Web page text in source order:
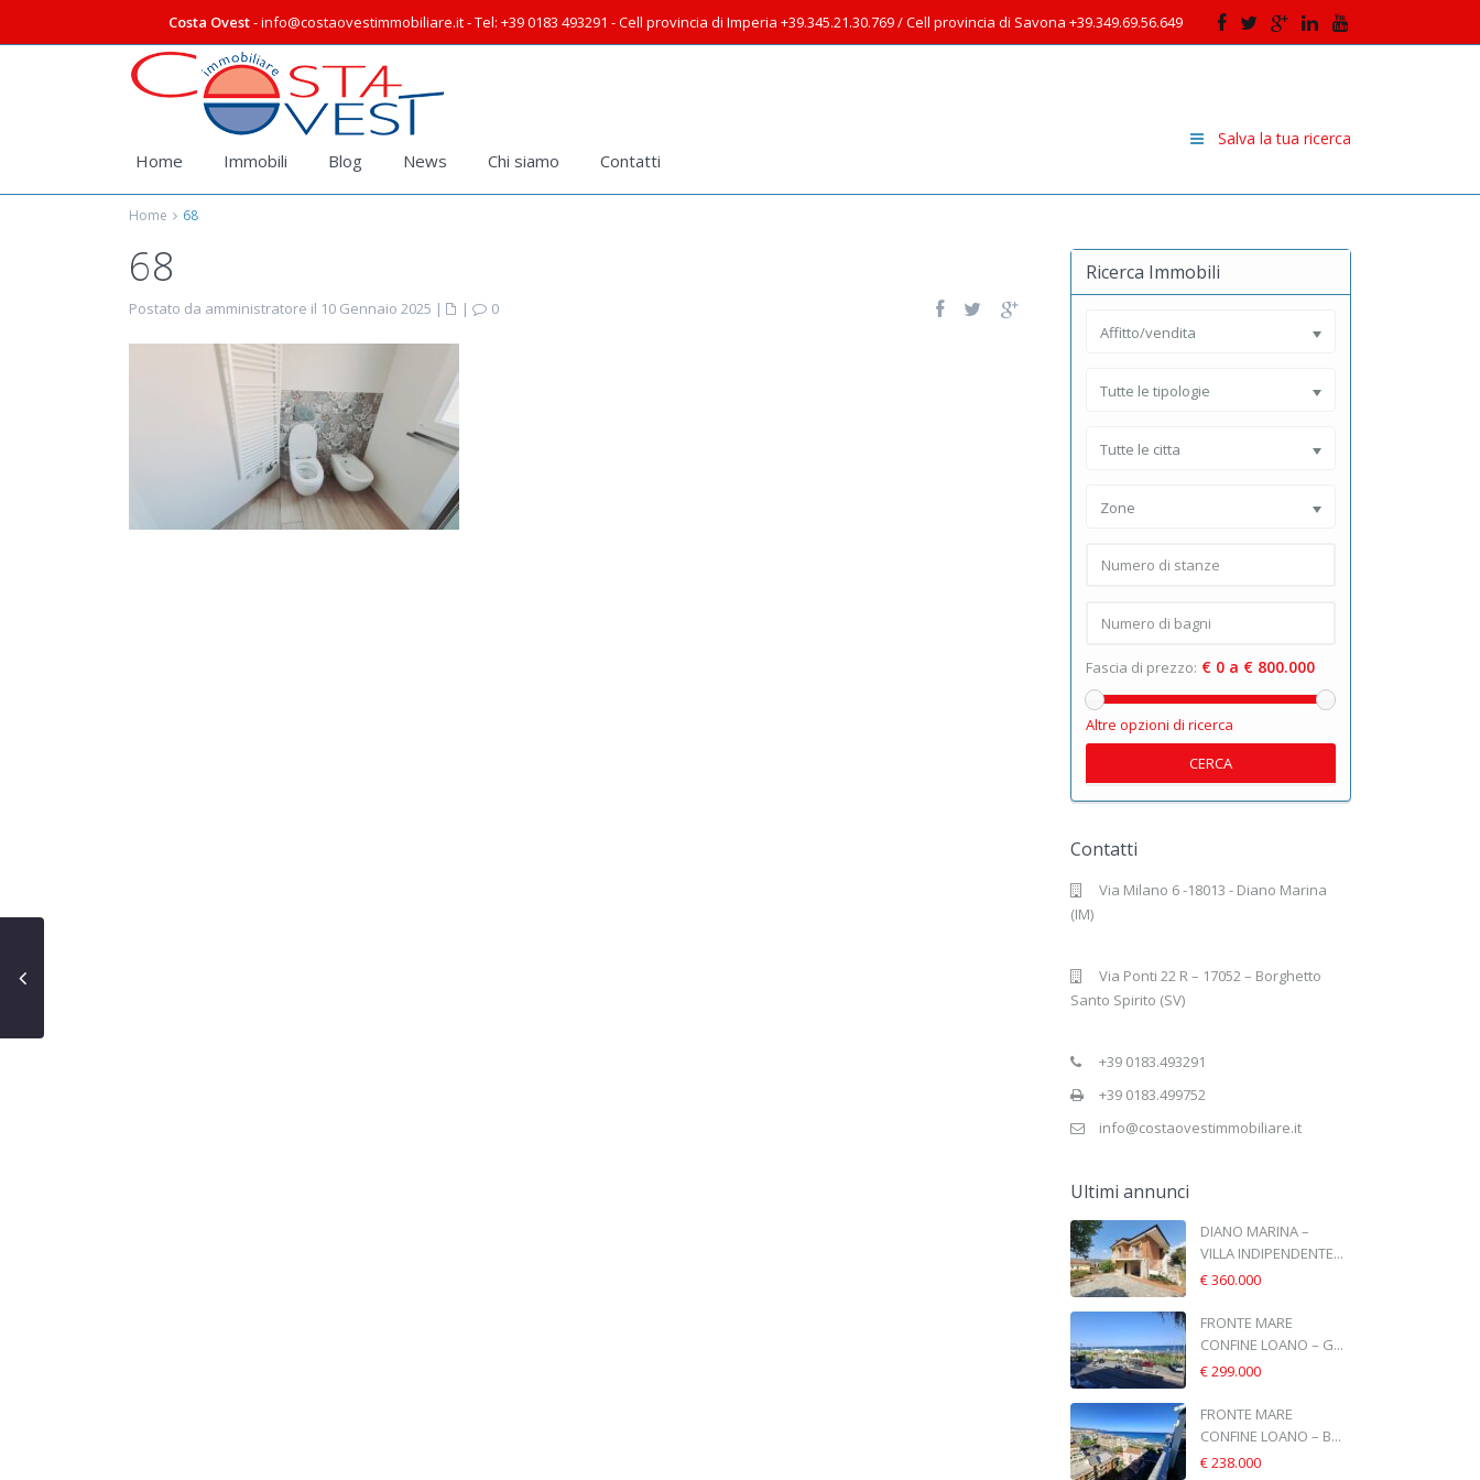
Costa Ovest- info@costaovestimmobiliare.it - Tel: +39 0183 493291 - Cell provincia di Imperia +39.345.21.30.769 / Cell provincia di Savona +39.349.69.56.649
Salva la tua ricerca
Home Immobili Blog News Chi siamo Contatti
Home 68
68
Postato da amministratore il 10 Gennaio 2025 | | 0
Ricerca Immobili
Affitto/vendita
Tutte le tipologie
Tutte le citta
Zone
Fascia di prezzo: € 0 a € 800.000
Altre opzioni di ricerca
CERCA
Contatti
Via Milano 6 -18013 - Diano Marina
(IM)
Via Ponti 22 R – 17052 – Borghetto
Santo Spirito (SV)
+39 0183.493291
+39 0183.499752
info@costaovestimmobiliare.it
Ultimi annunci
DIANO MARINA –
VILLA INDIPENDENTE...
€ 360.000
FRONTE MARE
CONFINE LOANO – G...
€ 299.000
FRONTE MARE
CONFINE LOANO – B...
€ 238.000